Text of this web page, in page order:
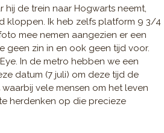
hij de trein naar Hogwarts neemt,
kloppen. Ik heb zelfs platform 9 3/4
mee nemen aangezien er een
geen zin in en ook geen tijd voor.
In de metro hebben we een
datum (7 juli) om deze tijd de
vele mensen om het leven
herdenken op die precieze